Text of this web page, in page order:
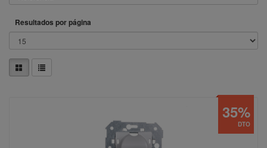
Resultados por página
DTO
35%